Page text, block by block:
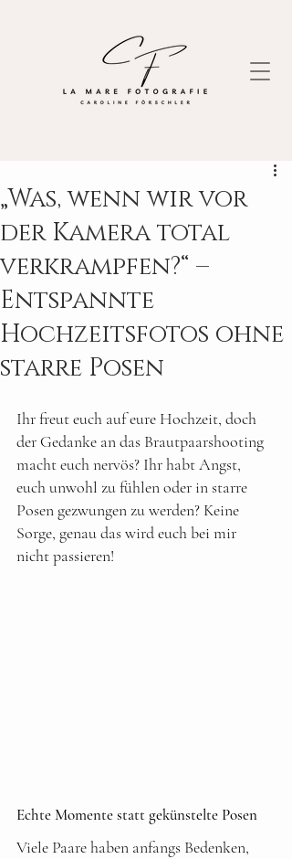
„Was, wenn wir vor
der Kamera total
verkrampfen?“ –
Entspannte
Hochzeitsfotos ohne
starre Posen
Ihr freut euch auf eure Hochzeit, doch
der Gedanke an das Brautpaarshooting
macht euch nervös? Ihr habt Angst,
euch unwohl zu fühlen oder in starre
Posen gezwungen zu werden? Keine
Sorge, genau das wird euch bei mir
nicht passieren!
Echte Momente statt gekünstelte Posen
Viele Paare haben anfangs Bedenken,